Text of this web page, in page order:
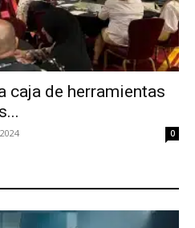
caja de herramientas
0